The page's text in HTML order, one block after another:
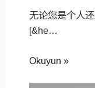
无论您是个人
[&he…
Okuyun »